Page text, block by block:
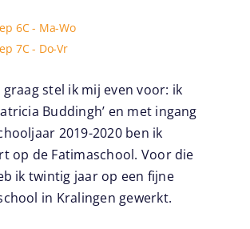
6C - Ma-Wo
7C - Do-Vr
graag stel ik mij even voor: ik
Buddingh’ en met ingang
2019-2020 ben ik
op de Fatimaschool. Voor die
ik twintig jaar op een fijne
in Kralingen gewerkt.